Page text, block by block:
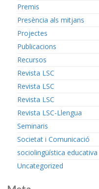
Premis
Presència als mitjans
Projectes
Publicacions
Recursos
Revista LSC
Revista LSC
Revista LSC
Revista LSC-Llengua
Seminaris
Societat i Comunicació
sociolingüística educativa
Uncategorized